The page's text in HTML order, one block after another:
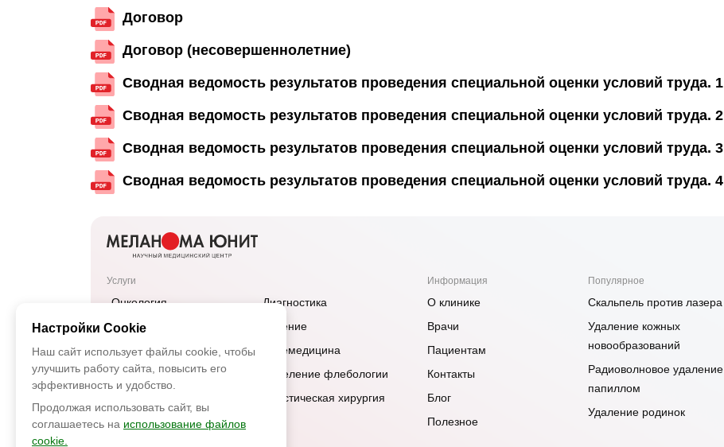
Договор
Договор (несовершеннолетние)
Сводная ведомость результатов проведения специальной оценки условий труда. 1
Сводная ведомость результатов проведения специальной оценки условий труда. 2
Сводная ведомость результатов проведения специальной оценки условий труда. 3
Сводная ведомость результатов проведения специальной оценки условий труда. 4
Услуги
Онкология
Дерматология
Эндокринология
Маммология
Диагностика
Лечение
Телемедицина
Отделение флебологии
Пластическая хирургия
Информация
О клинике
Врачи
Пациентам
Контакты
Блог
Полезное
Популярное
Скальпель против лазера
Удаление кожных
новообразований
Радиоволновое удаление
папиллом
Удаление родинок
Настройки Cookie
Наш сайт использует файлы cookie, чтобы
улучшить работу сайта, повысить его
эффективность и удобство.
Продолжая использовать сайт, вы
соглашаетесь на использование файлов
cookie.